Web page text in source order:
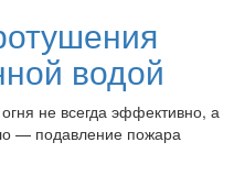
водой
не всегда эффективно, а
— подавление пожара